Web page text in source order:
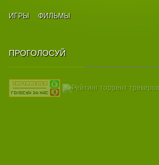
ИГРЫ ФИЛЬМЫ
ПРОГОЛОСУЙ